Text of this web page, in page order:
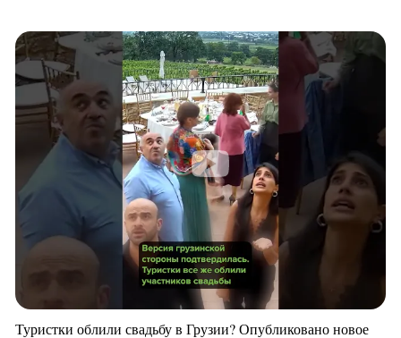
Туристки облили свадьбу в Грузии? Опубликовано новое